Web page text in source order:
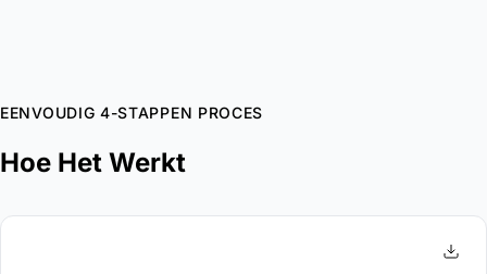
EENVOUDIG 4-STAPPEN PROCES
Hoe Het Werkt